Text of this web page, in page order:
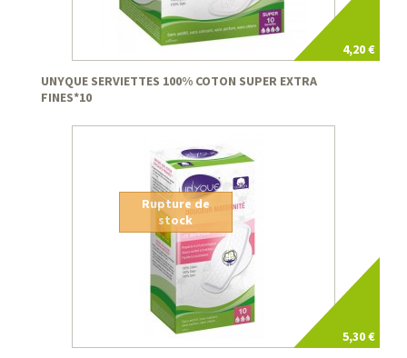
4,20 €
UNYQUE SERVIETTES 100% COTON SUPER EXTRA
FINES*10
5,30 €
Rupture de
stock